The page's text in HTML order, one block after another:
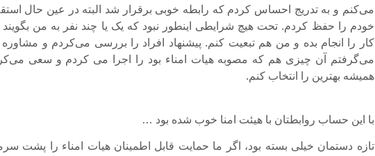
می‌کنم و به تدریج احساس کردم که رابطه خوبی برقرار شد البته در عین حال
خودم را حفظ کردم. تحت هیچ شرایطی اینطور نبود که یک یا چند نفر به من بگویند
کار را انجام بده و من هم تبعیت کنم. پیشنهاد افراد را بررسی می‌کردم و
می‌گرفتم آن چیزی هم که مصوبه هیات امناء بود را اجرا می کردم و سعی
همیشه بهترین را انتخاب کنم.
با این حساب روابطتان با هیئت امنا خوب شده بود …
تازه دستمان خیلی بسته بود، اگر ما حمایت قابل اطمینان هیات امناء را پشت